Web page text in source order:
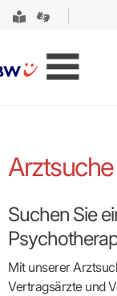
Suchen Sie
Mit unserer
Vertragsärzte und